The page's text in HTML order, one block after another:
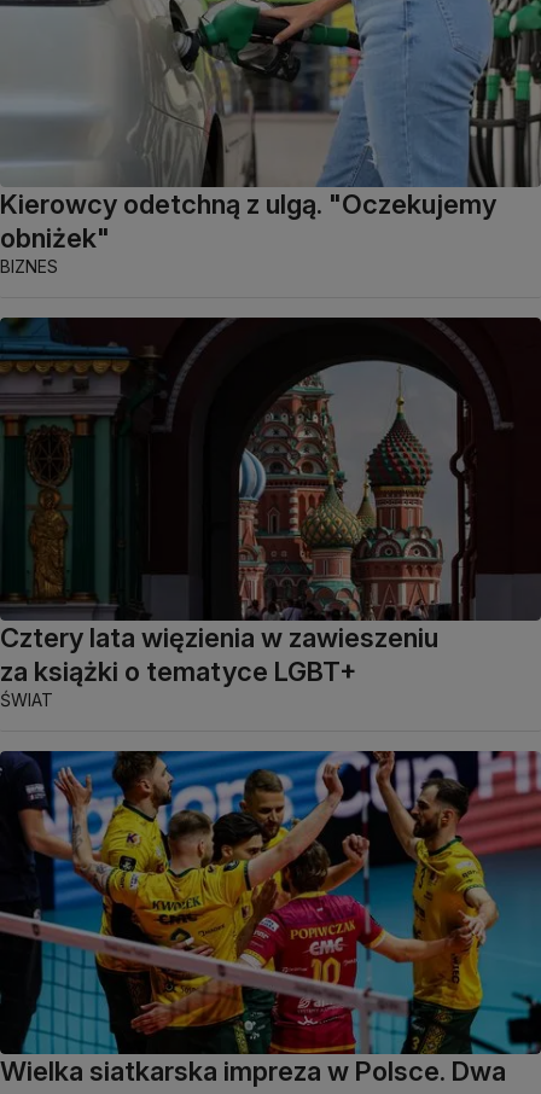
Kierowcy odetchną z ulgą. "Oczekujemy
obniżek"
BIZNES
Cztery lata więzienia w zawieszeniu
za książki o tematyce LGBT+
ŚWIAT
Wielka siatkarska impreza w Polsce. Dwa